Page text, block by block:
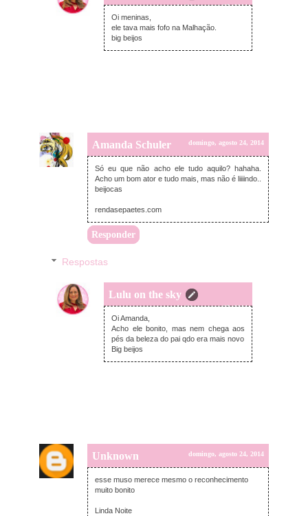
segunda-feira, agosto 25, 2014
Oi meninas,
ele tava mais fofo na Malhação.
big beijos
Amanda Schuler domingo, agosto 24, 2014
Só eu que não acho ele tudo aquilo? hahaha.
Acho um bom ator e tudo mais, mas não é liiiindo..
beijocas
rendasepaetes.com
Responder
Respostas
Lulu on the sky
segunda-feira, agosto 25, 2014
Oi Amanda,
Acho ele bonito, mas nem chega aos
pés da beleza do pai qdo era mais novo
Big beijos
Unknown domingo, agosto 24, 2014
esse muso merece mesmo o reconhecimento
muito bonito
Linda Noite